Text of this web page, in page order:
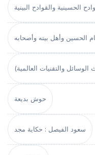
الحسينية والقوادح البينية
الحسين وأهل بيته وأصحابه
والتقنيات العالمية)
حوش بديعة
سعود الفيصل : حكاية مجد